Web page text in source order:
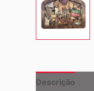
Descrição